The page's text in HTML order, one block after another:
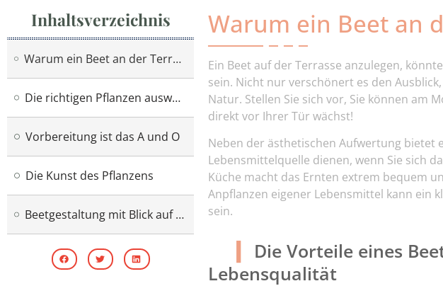
Inhaltsverzeichnis
Warum ein Beet an der Terrasse anlegen?
Die richtigen Pflanzen auswählen
Vorbereitung ist das A und O
Die Kunst des Pflanzens
Beetgestaltung mit Blick auf Design
Warum ein Beet an
Ein Beet auf der Terrasse anzulegen,
sein. Nicht nur verschönert es den
Natur. Stellen Sie sich vor, Sie können am
direkt vor Ihrer Tür wächst!
Neben der ästhetischen Aufwertung bietet
Lebensmittelquelle dienen, wenn Sie sich
Küche macht das Ernten extrem bequem
Anpflanzen eigener Lebensmittel kann ein
sein.
Die Vorteile eines
Lebensqualität